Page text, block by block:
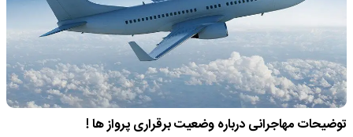
توضیحات مهاجرانی درباره وضعیت برقراری پرواز ها !